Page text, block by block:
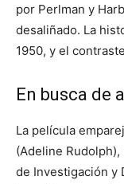
por Perlman y
desaliñado. La
1950, y el
En busca de
La película
(Adeline Rudolph),
de Investigación y